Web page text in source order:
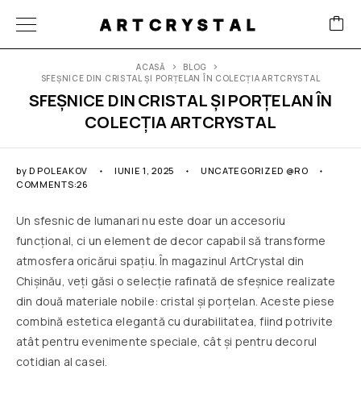
ARTCRYSTAL
SFEȘNICE DIN CRISTAL ȘI PORȚELAN ÎN
COLECȚIA ARTCRYSTAL
ACASĂ
BLOG
SFEȘNICE DIN CRISTAL ȘI PORȚELAN ÎN COLECȚIA ARTCRYSTAL
by D POLEAKOV IUNIE 1, 2025
UNCATEGORIZED @RO
COMMENTS:26
Un sfesnic de lumanari nu este doar un accesoriu
funcțional, ci un element de decor capabil să transforme
atmosfera oricărui spațiu. În magazinul ArtCrystal din
Chișinău, veți găsi o selecție rafinată de sfeșnice realizate
din două materiale nobile: cristal și porțelan. Aceste piese
combină estetica elegantă cu durabilitatea, fiind potrivite
atât pentru evenimente speciale, cât și pentru decorul
cotidian al casei.